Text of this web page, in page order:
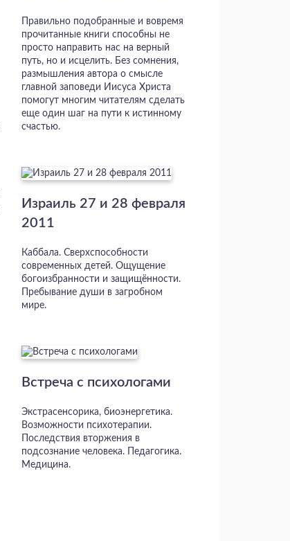
Правильно подобранные и вовремя
прочитанные книги способны не
просто направить нас на верный
путь, но и исцелить. Без сомнения,
размышления автора о смысле
главной заповеди Иисуса Христа
помогут многим читателям сделать
еще один шаг на пути к истинному
счастью.
Израиль 27 и 28 февраля
2011
Каббала. Сверхспособности
современных детей. Ощущение
богоизбранности и защищённости.
Пребывание души в загробном
мире.
Встреча с психологами
Экстрасенсорика, биоэнергетика.
Возможности психотерапии.
Последствия вторжения в
подсознание человека. Педагогика.
Медицина.